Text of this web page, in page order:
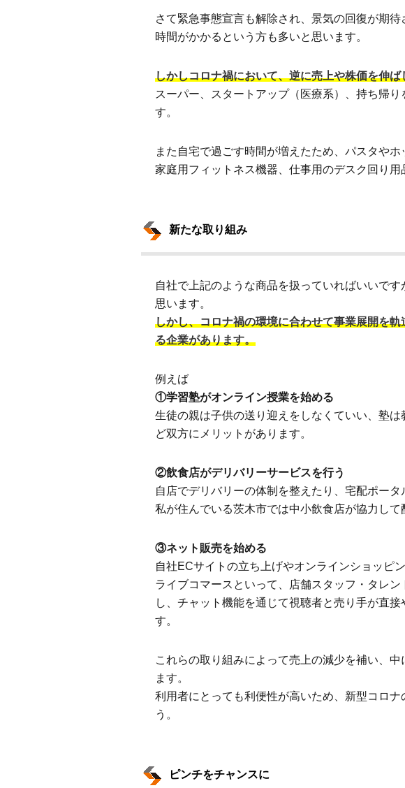
さて緊急事態宣言も解除され、景気の回復が期
時間がかかるという方も多いと思います。
しかしコロナ禍において、逆に売上や株価を伸
スーパー、スタートアップ（医療系）、持ち帰
す。
また自宅で過ごす時間が増えたため、パスタや
家庭用フィットネス機器、仕事用のデスク回り用
新たな取り組み
自社で上記のような商品を扱っていればいいで
思います。
しかし、コロナ禍の環境に合わせて事業展開を
る企業があります。
例えば
①学習塾がオンライン授業を始める
生徒の親は子供の送り迎えをしなくていい、塾
ど双方にメリットがあります。
②飲食店がデリバリーサービスを行う
自店でデリバリーの体制を整えたり、宅配ポータ
私が住んでいる茨木市では中小飲食店が協力して
③ネット販売を始める
自社ECサイトの立ち上げやオンラインショッピ
ライブコマースといって、店舗スタッフ・タレ
し、チャット機能を通じて視聴者と売り手が直
す。
これらの取り組みによって売上の減少を補い、
ます。
利用者にとっても利便性が高いため、新型コロ
う。
ピンチをチャンスに